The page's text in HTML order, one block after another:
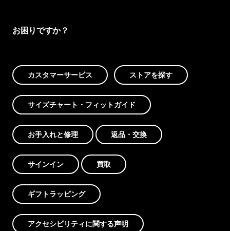
お困りですか？
カスタマーサービス ストアを探す
サイズチャート・フィットガイド
お手入れと修理 返品・交換
サインイン 買取
ギフトラッピング
アクセシビリティに関する声明